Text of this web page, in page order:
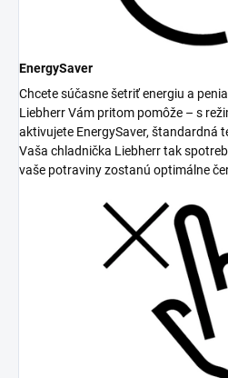
EnergySaver
Chcete súčasne šetriť energiu a
Liebherr Vám pritom pomôže – s
aktivujete EnergySaver, štandardná
Vaša chladnička Liebherr tak
vaše potraviny zostanú optimálne